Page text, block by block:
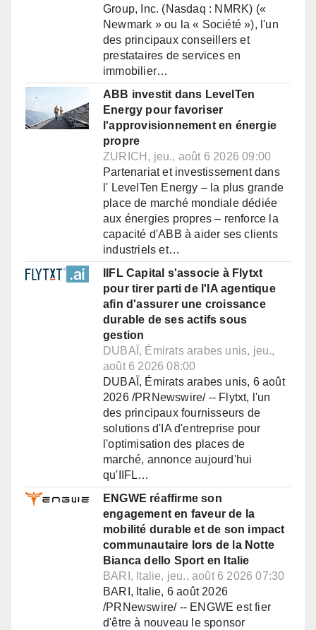
Group, Inc. (Nasdaq : NMRK) («
Newmark » ou la « Société »), l'un
des principaux conseillers et
prestataires de services en
immobilier…
ABB investit dans LevelTen
Energy pour favoriser
l'approvisionnement en énergie
propre
ZURICH, jeu., août 6 2026 09:00
Partenariat et investissement dans
l' LevelTen Energy – la plus grande
place de marché mondiale dédiée
aux énergies propres – renforce la
capacité d'ABB à aider ses clients
industriels et…
IIFL Capital s'associe à Flytxt
pour tirer parti de l'IA agentique
afin d'assurer une croissance
durable de ses actifs sous
gestion
DUBAÏ, Émirats arabes unis, jeu.,
août 6 2026 08:00
DUBAÏ, Émirats arabes unis, 6 août
2026 /PRNewswire/ -- Flytxt, l'un
des principaux fournisseurs de
solutions d'IA d'entreprise pour
l'optimisation des places de
marché, annonce aujourd'hui
qu'IIFL…
ENGWE réaffirme son
engagement en faveur de la
mobilité durable et de son impact
communautaire lors de la Notte
Bianca dello Sport en Italie
BARI, Italie, jeu., août 6 2026 07:30
BARI, Italie, 6 août 2026
/PRNewswire/ -- ENGWE est fier
d'être à nouveau le sponsor